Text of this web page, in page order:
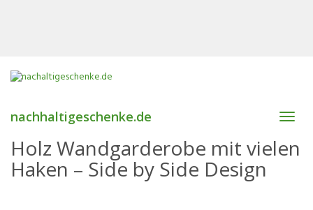
nachhaltigeschenke.de
Holz Wandgarderobe mit vielen
Haken – Side by Side Design